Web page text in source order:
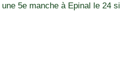
5e manche à Epinal le 24 si